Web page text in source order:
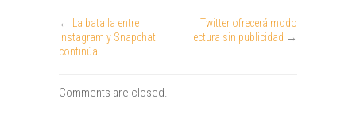
←
La batalla entre
Instagram y Snapchat
continúa
Twitter ofrecerá modo
lectura sin publicidad →
Comments are closed.